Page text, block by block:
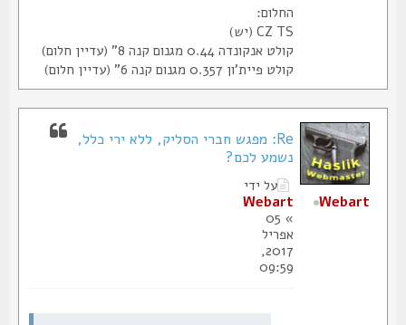
החלום:
CZ TS (יש)
קולט אנקונדה 0.44 מגנום קנה 8" (עדיין חלום)
קולט פיית'ון 0.357 מגנום קנה 6" (עדיין חלום)
Re: מפגש חברי הסליק, ללא ירי כלל,
נשמע לכם?
על ידי
Webart
אפריל
2017,
09:59
Webart